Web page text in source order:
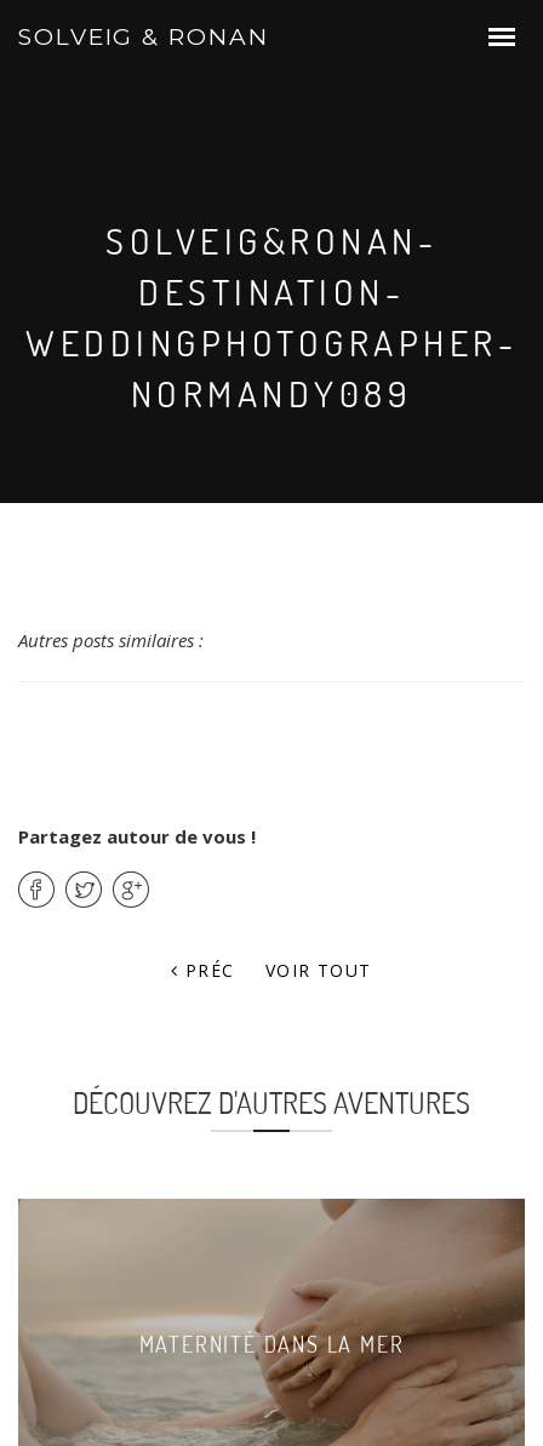
SOLVEIG & RONAN
SOLVEIG&RONAN-
DESTINATION-
WEDDINGPHOTOGRAPHER-
NORMANDY089
Autres posts similaires :
Partagez autour de vous !
PRÉC VOIR TOUT
DÉCOUVREZ D'AUTRES AVENTURES
MATERNITÉ DANS LA MER